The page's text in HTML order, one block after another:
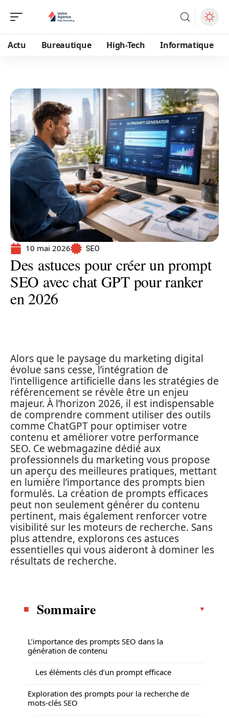
Actu Bureautique High-Tech Informatique
10 mai 2026 SEO
Des astuces pour créer un prompt
SEO avec chat GPT pour ranker
en 2026
Alors que le paysage du marketing digital
évolue sans cesse, l’intégration de
l’intelligence artificielle dans les stratégies de
référencement se révèle être un enjeu
majeur. À l’horizon 2026, il est indispensable
de comprendre comment utiliser des outils
comme ChatGPT pour optimiser votre
contenu et améliorer votre performance
SEO. Ce webmagazine dédié aux
professionnels du marketing vous propose
un aperçu des meilleures pratiques, mettant
en lumière l’importance des prompts bien
formulés. La création de prompts efficaces
peut non seulement générer du contenu
pertinent, mais également renforcer votre
visibilité sur les moteurs de recherche. Sans
plus attendre, explorons ces astuces
essentielles qui vous aideront à dominer les
résultats de recherche.
Sommaire
L’importance des prompts SEO dans la
génération de contenu
Les éléments clés d’un prompt efficace
Exploration des prompts pour la recherche de
mots-clés SEO